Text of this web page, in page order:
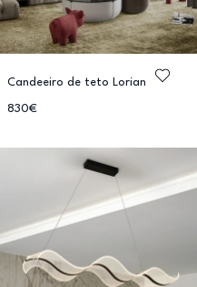
Candeeiro de teto Lorian
830€